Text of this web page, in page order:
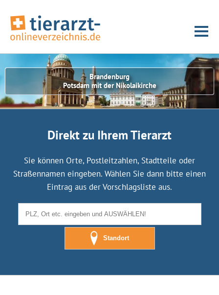
Brandenburg
Potsdam mit der Nikolaikirche
Direkt zu Ihrem Tierarzt
Sie können Orte, Postleitzahlen, Stadtteile oder
Straßennamen eingeben. Wählen Sie dann bitte einen
Eintrag aus der Vorschlagsliste aus.
Standort